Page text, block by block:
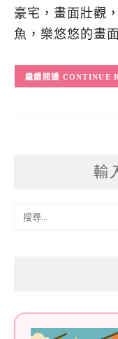
豪宅，畫面壯觀
魚，樂悠悠的畫
CONTINUE
輸
搜